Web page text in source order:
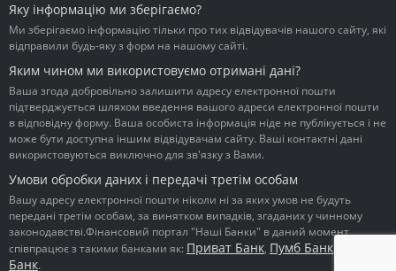
Яку інформацію ми зберігаємо?
Ми зберігаємо інформацію тільки про тих відвідувачів нашого сайту, які
відправили будь-яку з форм на нашому сайті.
Яким чином ми використовуємо отримані дані?
Ваша згода добровільно залишити адресу електронної пошти
підтверджується шляхом введення вашого адреси електронної пошти
в відповідну форму. Ваша особиста інформація ніде не публікується і не
може бути доступна іншим відвідувачам сайту. Ваші контактні дані
використовуються виключно для зв'язку з Вами.
Умови обробки даних і передачі третім особам
Вашу адресу електронної пошти ніколи ні за яких умов не будуть
передані третім особам, за винятком випадків, згаданих у чинному
законодавстві.Фінансовий портал "Наші Банки" в даний момент
співпрацює з такими банками як: Приват Банк, Пумб Банк
Банк.